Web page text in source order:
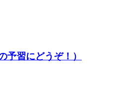
予習にどうぞ！）